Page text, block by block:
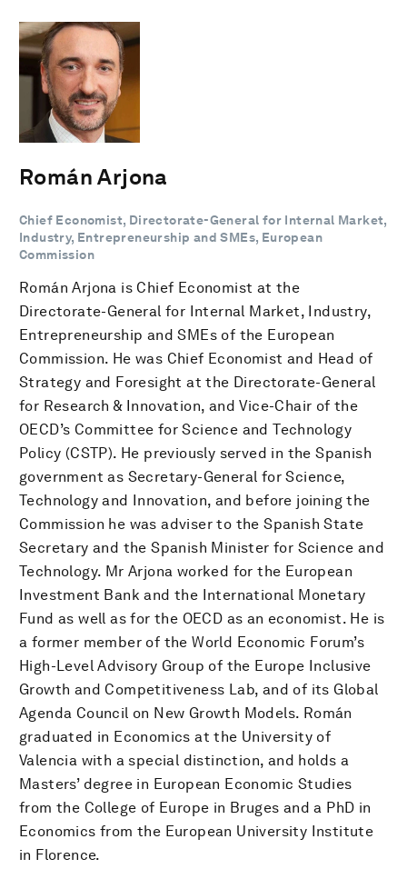
Román Arjona
Chief Economist, Directorate-General for Internal Market,
Industry, Entrepreneurship and SMEs, European
Commission
Román Arjona is Chief Economist at the
Directorate-General for Internal Market, Industry,
Entrepreneurship and SMEs of the European
Commission. He was Chief Economist and Head of
Strategy and Foresight at the Directorate-General
for Research & Innovation, and Vice-Chair of the
OECD’s Committee for Science and Technology
Policy (CSTP). He previously served in the Spanish
government as Secretary-General for Science,
Technology and Innovation, and before joining the
Commission he was adviser to the Spanish State
Secretary and the Spanish Minister for Science and
Technology. Mr Arjona worked for the European
Investment Bank and the International Monetary
Fund as well as for the OECD as an economist. He is
a former member of the World Economic Forum’s
High-Level Advisory Group of the Europe Inclusive
Growth and Competitiveness Lab, and of its Global
Agenda Council on New Growth Models. Román
graduated in Economics at the University of
Valencia with a special distinction, and holds a
Masters’ degree in European Economic Studies
from the College of Europe in Bruges and a PhD in
Economics from the European University Institute
in Florence.